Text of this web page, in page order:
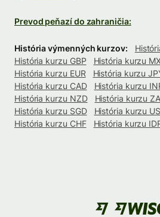
Prevod peňazí do zahraničia:
História výmenných kurzov:
História kurzu GBP
História kurzu
História kurzu EUR
História kurzu
História kurzu CAD
História kurzu
História kurzu NZD
História kurzu
História kurzu SGD
História kurzu
História kurzu CHF
História kurzu